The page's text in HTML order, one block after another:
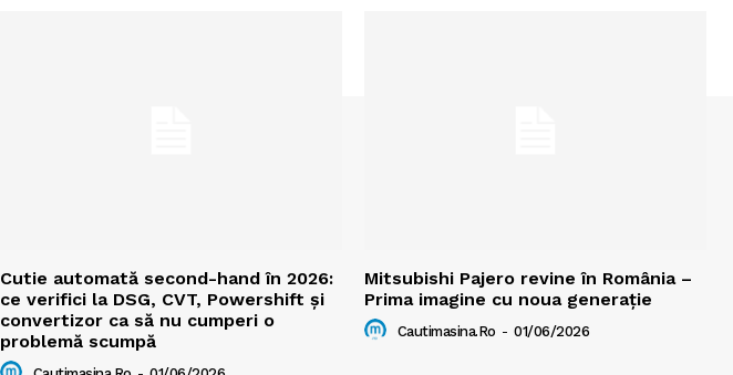
Cutie automată second-hand în 2026:
ce verifici la DSG, CVT, Powershift și
convertizor ca să nu cumperi o
problemă scumpă
Mitsubishi Pajero revine în România –
Prima imagine cu noua generație
Cautimasina.ro - 01/06/2026